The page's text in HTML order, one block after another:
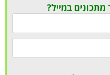
במייל?